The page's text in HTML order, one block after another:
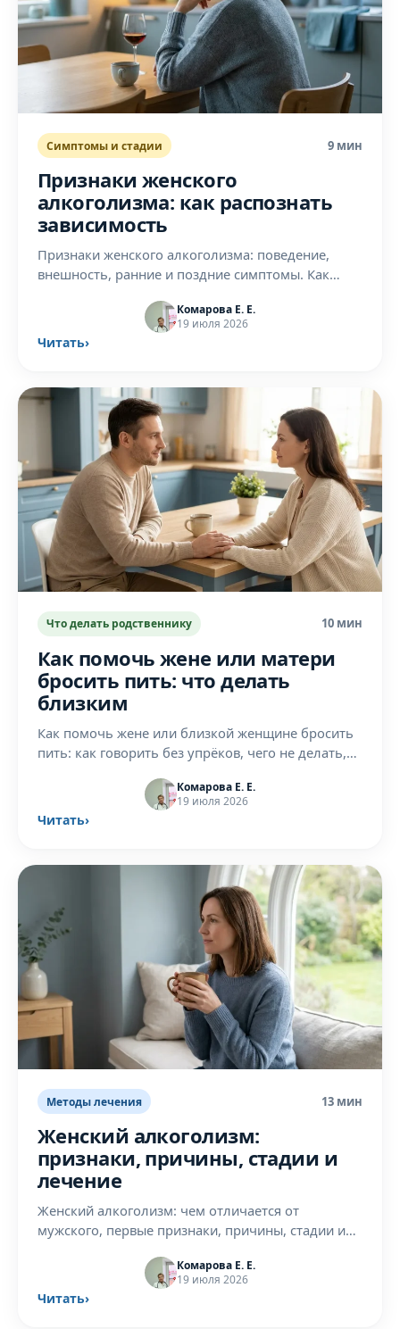
Симптомы и стадии 9 мин
Признаки женского
алкоголизма: как распознать
зависимость
Признаки женского алкоголизма: поведение,
внешность, ранние и поздние симптомы. Как
объясняет врач-нарколог.Комарова Е. Е.
19 июля 2026
Читать›
Что делать родственнику 10 мин
Как помочь жене или матери
бросить пить: что делать
близким
Как помочь жене или близкой женщине бросить
пить: как говорить без упрёков, чего не делать,
нарколога, Нижний Новгород.
Комарова Е. Е.
19 июля 2026
Читать›
Методы лечения 13 мин
Женский алкоголизм:
признаки, причины, стадии и
лечение
Женский алкоголизм: чем отличается от
мужского, первые признаки, причины, стадии и
врача-нарколога в Нижнем Новгороде.
Комарова Е. Е.
19 июля 2026
Читать›